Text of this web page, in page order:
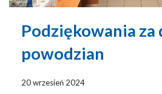
Podziękowania za
powodzian
20 wrzesień 2024